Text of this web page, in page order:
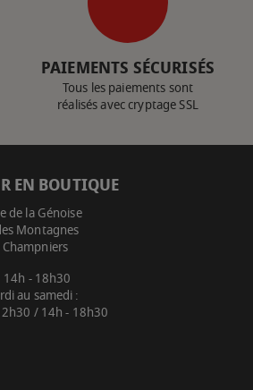
PAIEMENTS SÉCURISÉS
Tous les paiements sont
réalisés avec cryptage SSL
EN BOUTIQUE
de la Génoise
Montagnes
14h - 18h30
au samedi :
/ 14h - 18h30